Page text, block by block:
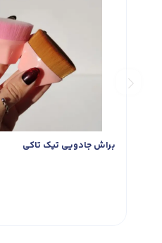
براش جادویی تیک تاکی